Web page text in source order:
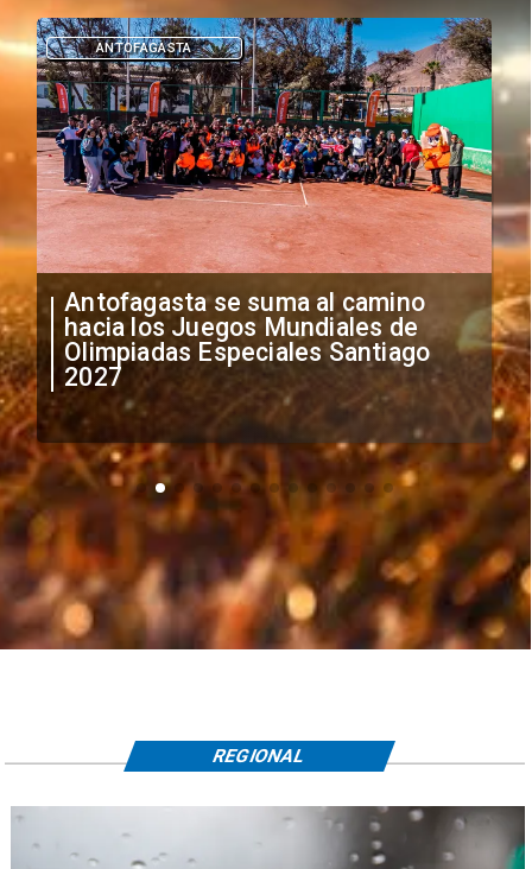
"Falta de profesionalismo": Sifup
anuncia medidas por situación
irregular de futbolistas
extranjeros
DEPORTES
REGIONAL